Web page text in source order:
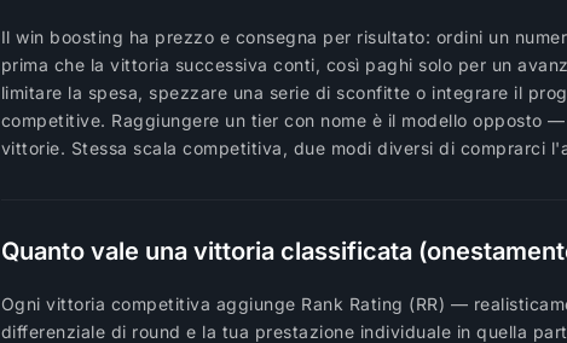
Il win boosting ha prezzo e consegna per risultato: ordini un
prima che la vittoria successiva conti, così paghi solo per un
limitare la spesa, spezzare una serie di sconfitte o integrare il
competitive. Raggiungere un tier con nome è il modello
vittorie. Stessa scala competitiva, due modi diversi di comprarci
Quanto vale una vittoria classificata
Ogni vittoria competitiva aggiunge Rank Rating (RR) —
differenziale di round e la tua prestazione individuale in quella